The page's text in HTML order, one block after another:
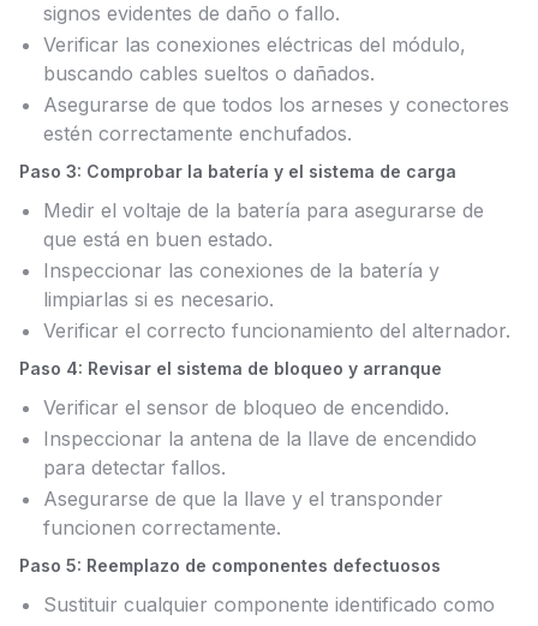
signos evidentes de daño o fallo.
Verificar las conexiones eléctricas del módulo,
buscando cables sueltos o dañados.
Asegurarse de que todos los arneses y conectores
estén correctamente enchufados.
Paso 3: Comprobar la batería y el sistema de carga
Medir el voltaje de la batería para asegurarse de
que está en buen estado.
Inspeccionar las conexiones de la batería y
limpiarlas si es necesario.
Verificar el correcto funcionamiento del alternador.
Paso 4: Revisar el sistema de bloqueo y arranque
Verificar el sensor de bloqueo de encendido.
Inspeccionar la antena de la llave de encendido
para detectar fallos.
Asegurarse de que la llave y el transponder
funcionen correctamente.
Paso 5: Reemplazo de componentes defectuosos
Sustituir cualquier componente identificado como